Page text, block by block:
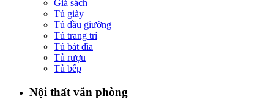
Giá sách
Tủ giày
Tủ đầu giường
Tủ trang trí
Tủ bát đĩa
Tủ rượu
Tủ bếp
Nội thất văn phòng